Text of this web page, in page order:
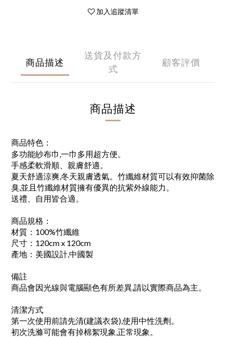
加入追蹤清單
商品描述
送貨及付款方
式
顧客評價
商品描述
商品特色：
多功能紗布巾,一巾多用超方便。
手感柔軟滑順、親膚舒適。
夏天舒適涼爽,冬天親膚透氣。竹纖維材質可以有效抑菌除
臭,並且竹纖維材質擁有優異的抗紫外線能力。
送禮、自用皆合適。
商品規格：
材質：100%竹纖維
尺寸：120cm x 120cm
產地：美國設計,中國製
備註
商品會因光線與電腦顯色有所差異,請以實際商品為主。
清潔方式
第一次使用前請先清(建議衣袋),使用中性洗劑。
初次洗滌可能會有掉棉絮現象,正常現象。